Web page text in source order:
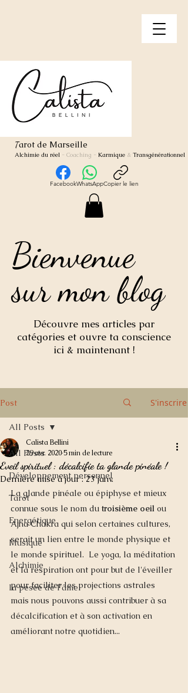
Tarot de Marseille
Alchimie du réel - Coaching - Karmique & Transgénérationnel
FacebookWhatsAppCopier le lien
Bienvenue
sur mon blog
Bienvenue
sur mon blog
Découvre mes articles par
catégories et ouvre ta conscience
ici & maintenant !
Post S'inscrire
All Posts
Développement personnel
Tarot
Energétique
Musique
Alchimie
la pesée de l'âme
All Posts
Eveil spirituel : décalcifie ta glande pinéale !
Calista Bellini
29 avr. 20205 min de lecture
Dernière mise à jour :23 janv.
La glande pinéale ou épiphyse et mieux
connue sous le nom du troisième oeil ou
Ajna Chakra qui selon certaines cultures,
serait un lien entre le monde physique et
le monde spirituel.  Le yoga, la méditation
et la respiration ont pour but de l'éveiller
pour faciliter les projections astrales
mais nous pouvons aussi contribuer à sa
décalcification et à son activation en
améliorant notre quotidien...